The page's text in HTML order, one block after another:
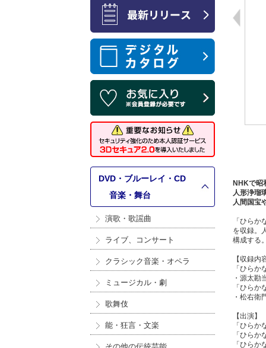
DVD・ブルーレイ・CD
音楽・舞台
演歌・歌謡曲
ライブ、コンサート
クラシック音楽・オペラ
ミュージカル・劇
歌舞伎
能・狂言・文楽
NHKで昭
人形浄瑠
人間国宝
「ひら
を収録。
構成する
【収録内
「ひら
・源太勘
「ひら
・松右衛
【出演】
「ひら
「ひら
「ひら